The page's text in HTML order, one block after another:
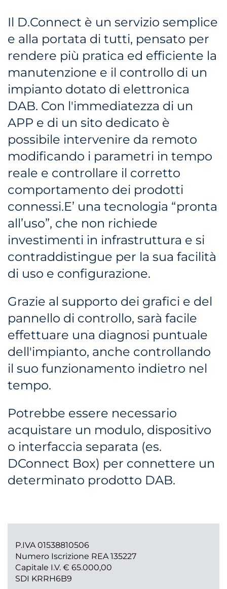
Il D.Connect è un servizio semplice
e alla portata di tutti, pensato per
rendere più pratica ed efficiente la
manutenzione e il controllo di un
impianto dotato di elettronica
DAB. Con l'immediatezza di un
APP e di un sito dedicato è
possibile intervenire da remoto
modificando i parametri in tempo
reale e controllare il corretto
comportamento dei prodotti
connessi.E’ una tecnologia “pronta
all’uso”, che non richiede
investimenti in infrastruttura e si
contraddistingue per la sua facilità
di uso e configurazione.
Grazie al supporto dei grafici e del
pannello di controllo, sarà facile
effettuare una diagnosi puntuale
dell'impianto, anche controllando
il suo funzionamento indietro nel
tempo.
Potrebbe essere necessario
acquistare un modulo, dispositivo
o interfaccia separata (es.
DConnect Box) per connettere un
determinato prodotto DAB.
P.IVA 01538810506
Numero Iscrizione REA 135227
Capitale I.V. € 65.000,00
SDI KRRH6B9